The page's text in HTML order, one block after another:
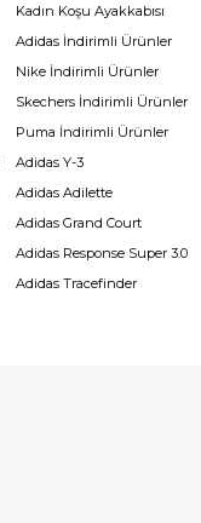
Kadın Koşu Ayakkabısı
Adidas İndirimli Ürünler
Nike İndirimli Ürünler
Skechers İndirimli Ürünler
Puma İndirimli Ürünler
Adidas Y-3
Adidas Adilette
Adidas Grand Court
Adidas Response Super 3.0
Adidas Tracefinder